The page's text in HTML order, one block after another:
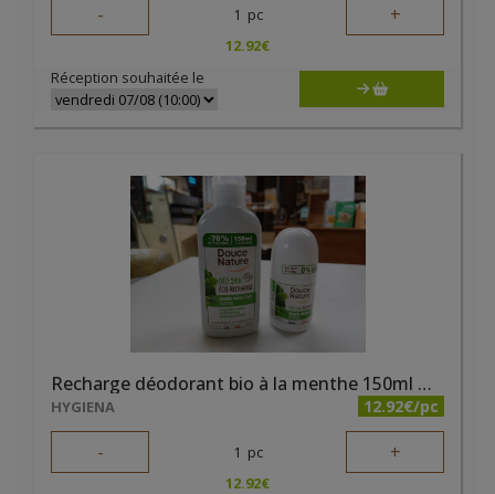
- 1 pc +
12.92€
Réception souhaitée le
Recharge déodorant bio à la menthe 150ml Douce Nature
HYGIENA 12.92€/pc
- 1 pc +
12.92€